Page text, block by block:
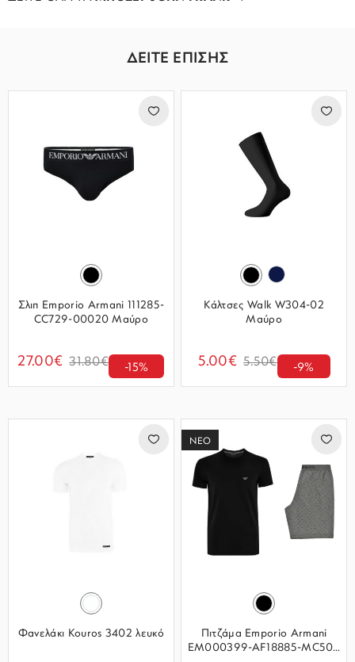
ΔΕΙΤΕ ΕΠΙΣΗΣ
Σλιπ Emporio Armani 111285-
CC729-00020 Μαύρο
27.00€ 31.80€ -15%
Κάλτσες Walk W304-02
Μαύρο
5.00€ 5.50€ -9%
Φανελάκι Kouros 3402 λευκό
ΝΕΟ
Πιτζάμα Emporio Armani
EM000399-AF18885-MC50...